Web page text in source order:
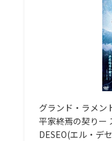
グランド・ラメン
平家終焉の契りー
DESEO(エル・デ